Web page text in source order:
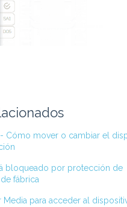
Cómo mover o cambiar el
bloqueado por protección de
fábrica
Media para acceder al